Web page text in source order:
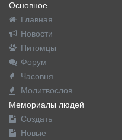
Основное
Главная
Новости
Питомцы
Форум
Часовня
Молитвослов
Мемориалы людей
Создать
Новые